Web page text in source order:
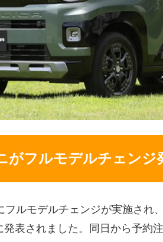
がフルモデルチェンジ
フルモデルチェンジが実施され
表されました。同日から予約